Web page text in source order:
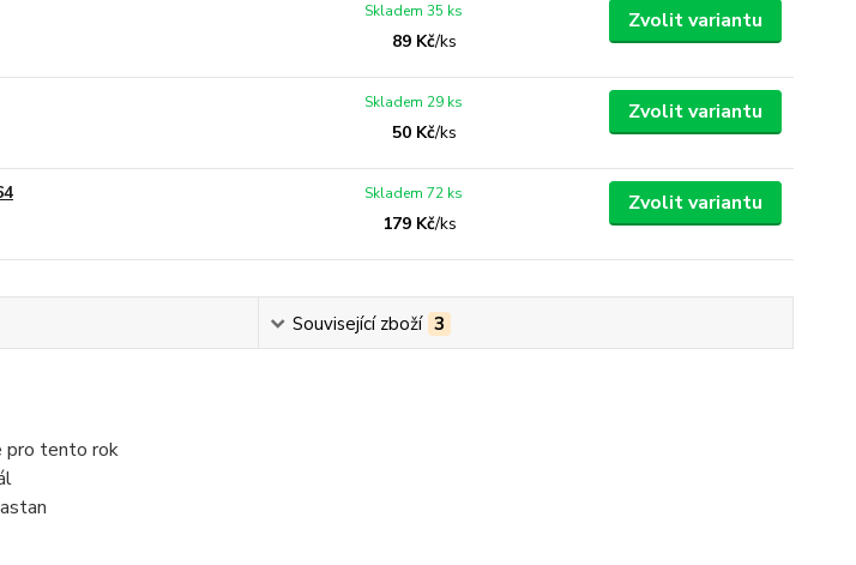
89 Kč/ks
Skladem 35 ks Zvolit variantu
50 Kč/ks
Skladem 29 ks Zvolit variantu
179 Kč/ks
Skladem 72 ks Zvolit variantu
Související zboží 3
pro tento rok